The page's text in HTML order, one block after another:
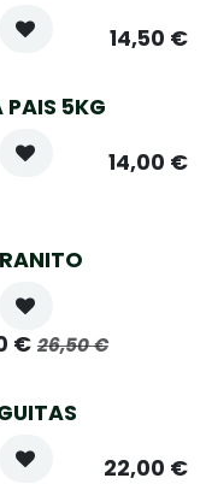
14,50 €
PAIS 5KG
14,00 €
€ 26,50€
22,00 €